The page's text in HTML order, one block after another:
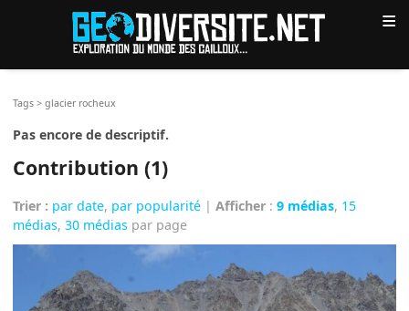
≡
Tags >glacier rocheux
Pas encore de descriptif.
Contribution (1)
Trier : par date, par popularité |Afficher :9 médias, 15
médias,30 médias par page